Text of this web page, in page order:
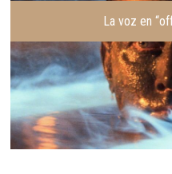
La voz en